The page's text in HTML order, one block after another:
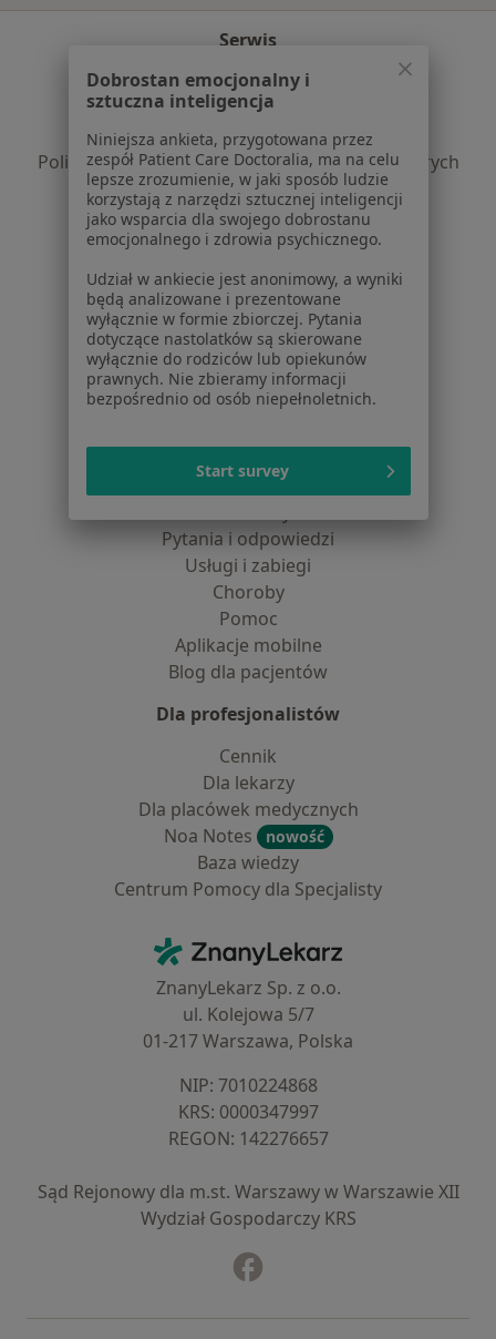
Serwis
Regulamin
Polityka prywatności pacjentów
Polityka prywatności profesjonalistów
Polityka prywatności dla profesjonalistów, których
dane pozyskaliśmy samodzielnie
Polityka cookies
Jak działają wyniki wyszukiwania
Dostępność
O nas
Praca Rekrutujemy!
Partnerzy
Centrum prasowe
Kontakt
Dla pacjentów
Lekarze
Pytania i odpowiedzi
Usługi i zabiegi
Choroby
Pomoc
Aplikacje mobilne
Blog dla pacjentów
Dla profesjonalistów
Cennik
Dla lekarzy
Dla placówek medycznych
Noa Notes
nowość
Baza wiedzy
Centrum Pomocy dla Specjalisty
ZnanyLekarz - Strona główna
ZnanyLekarz Sp. z o.o.
ul. Kolejowa 5/7
01-217 Warszawa, Polska
NIP: ⁠7010224868
KRS: ⁠0000347997
REGON: ⁠142276657
Sąd Rejonowy dla m.st. Warszawy w Warszawie XII
Wydział Gospodarczy KRS
Dobrostan emocjonalny i
sztuczna inteligencja
Niniejsza ankieta, przygotowana przez
zespół Patient Care Doctoralia, ma na celu
lepsze zrozumienie, w jaki sposób ludzie
korzystają z narzędzi sztucznej inteligencji
jako wsparcia dla swojego dobrostanu
emocjonalnego i zdrowia psychicznego.
Udział w ankiecie jest anonimowy, a wyniki
będą analizowane i prezentowane
wyłącznie w formie zbiorczej. Pytania
dotyczące nastolatków są skierowane
wyłącznie do rodziców lub opiekunów
prawnych. Nie zbieramy informacji
bezpośrednio od osób niepełnoletnich.
Start survey